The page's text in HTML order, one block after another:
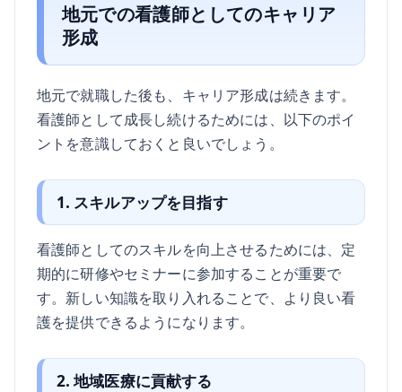
地元での看護師としてのキャリア
形成
地元で就職した後も、キャリア形成は続きます。
看護師として成長し続けるためには、以下のポイ
ントを意識しておくと良いでしょう。
1. スキルアップを目指す
看護師としてのスキルを向上させるためには、定
期的に研修やセミナーに参加することが重要で
す。新しい知識を取り入れることで、より良い看
護を提供できるようになります。
2. 地域医療に貢献する